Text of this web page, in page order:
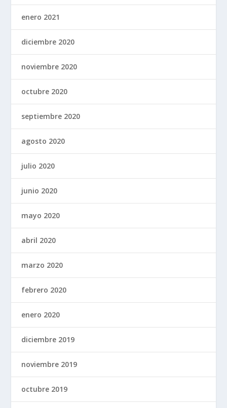
enero 2021
diciembre 2020
noviembre 2020
octubre 2020
septiembre 2020
agosto 2020
julio 2020
junio 2020
mayo 2020
abril 2020
marzo 2020
febrero 2020
enero 2020
diciembre 2019
noviembre 2019
octubre 2019